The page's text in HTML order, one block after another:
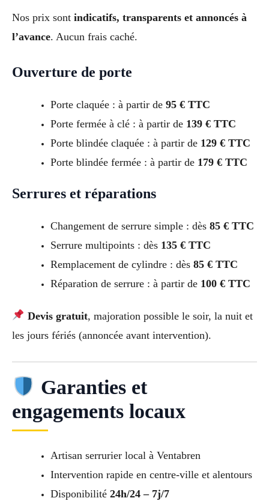
Nos prix sont indicatifs, transparents et annoncés à
l’avance. Aucun frais caché.
Ouverture de porte
Porte claquée : à partir de 95 € TTC
Porte fermée à clé : à partir de 139 € TTC
Porte blindée claquée : à partir de 129 € TTC
Porte blindée fermée : à partir de 179 € TTC
Serrures et réparations
Changement de serrure simple : dès 85 € TTC
Serrure multipoints : dès 135 € TTC
Remplacement de cylindre : dès 85 € TTC
Réparation de serrure : à partir de 100 € TTC
Devis gratuit, majoration possible le soir, la nuit et
les jours fériés (annoncée avant intervention).
Garanties et
engagements locaux
Artisan serrurier local à Ventabren
Intervention rapide en centre-ville et alentours
Disponibilité 24h/24 – 7j/7